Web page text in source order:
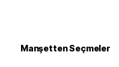
Manşetten Seçmeler